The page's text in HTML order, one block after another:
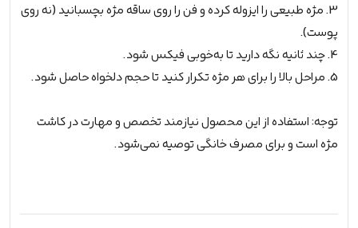
3. مژه طبیعی را ایزوله کرده و فن را روی ساقه مژه بچسبانید (نه روی
پوست).
4. چند ثانیه نگه دارید تا به‌خوبی فیکس شود.
5. مراحل بالا را برای هر مژه تکرار کنید تا حجم دلخواه حاصل شود.
توجه: استفاده از این محصول نیازمند تخصص و مهارت در کاشت
مژه است و برای مصرف خانگی توصیه نمی‌شود.